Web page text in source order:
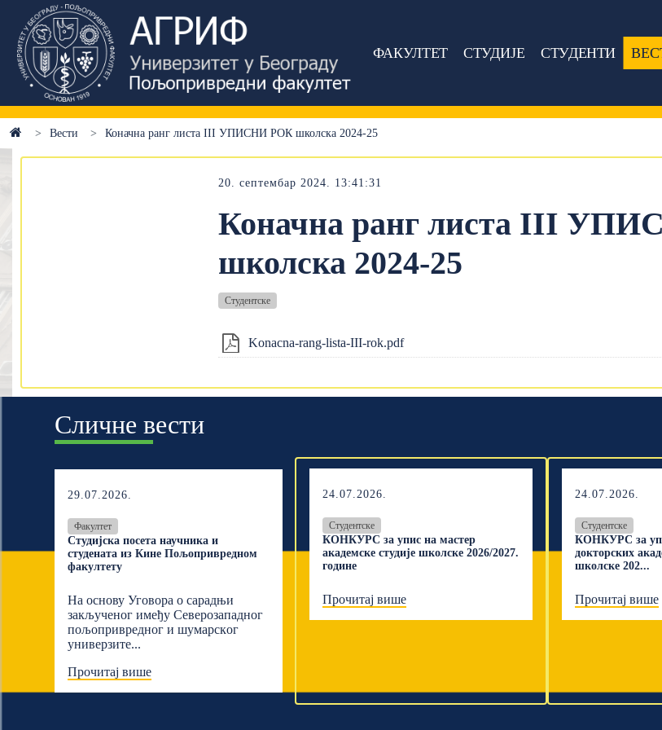
ФАКУЛТЕТ СТУДИЈЕ СТУДЕНТИ
Вести Коначна ранг листа III УПИСНИ РОК школска 2024-25
20. септембар 2024. 13:41:31
Коначна ранг листа III
школска 2024-25
Студентске
Konacna-rang-lista-III-rok.pdf
Сличне вести
29.07.2026.
Факултет
Студијска посета научника и
студената из Кине Пољопривредном
факултету
На основу Уговора о сарадњи
закљученог имеђу Северозападног
пољопривредног и шумарскoг
универзите...
Прочитај више
24.07.2026.
Студентске
КОНКУРС за упис на мастер
академске студије школске 2026/2027.
године
Прочитај више
24.07.2026.
Студентске
КОНКУРС за
докторских
школске 202...
Прочитај више